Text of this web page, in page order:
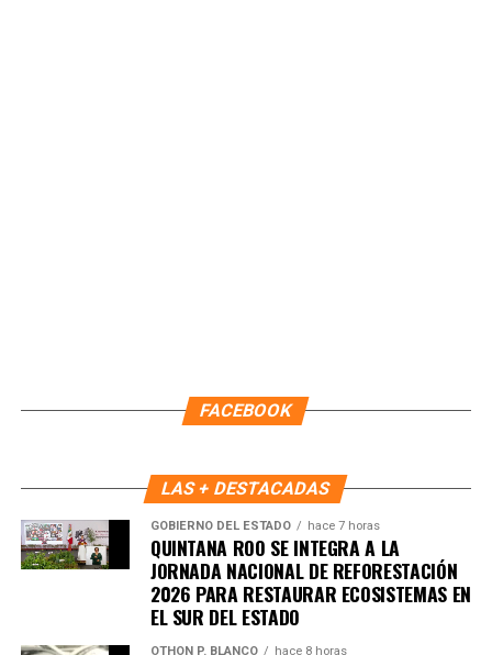
FACEBOOK
LAS + DESTACADAS
GOBIERNO DEL ESTADO hace 7 horas
QUINTANA ROO SE INTEGRA A LA
JORNADA NACIONAL DE REFORESTACIÓN
2026 PARA RESTAURAR ECOSISTEMAS EN
EL SUR DEL ESTADO
OTHON P. BLANCO hace 8 horas